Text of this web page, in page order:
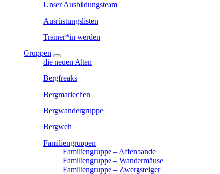
Unser Ausbildungsteam
Ausrüstungslisten
Trainer*in werden
Gruppen
die neuen Alten
Bergfreaks
Bergmariechen
Bergwandergruppe
Bergweh
Familiengruppen
Familiengruppe – Affenbande
Familiengruppe – Wandermäuse
Familiengruppe – Zwergsteiger